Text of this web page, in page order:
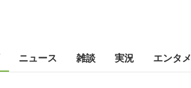
ニュース 雑談 実況 エンタメ